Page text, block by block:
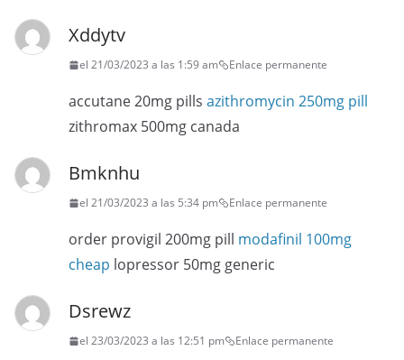
Xddytv
el 21/03/2023 a las 1:59 am Enlace permanente
accutane 20mg pills azithromycin 250mg pill
zithromax 500mg canada
Bmknhu
el 21/03/2023 a las 5:34 pm Enlace permanente
order provigil 200mg pill modafinil 100mg
cheap lopressor 50mg generic
Dsrewz
el 23/03/2023 a las 12:51 pm Enlace permanente